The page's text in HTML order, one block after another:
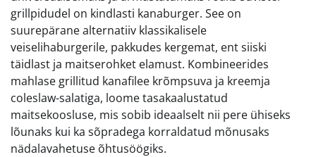
grillpidudel on kindlasti kanaburger. See on
suurepärane alternatiiv klassikalisele
veiselihaburgerile, pakkudes kergemat, ent siiski
täidlast ja maitserohket elamust. Kombineerides
mahlase grillitud kanafilee krõmpsuva ja kreemja
coleslaw-salatiga, loome tasakaalustatud
maitsekoosluse, mis sobib ideaalselt nii pere ühiseks
lõunaks kui ka sõpradega korraldatud mõnusaks
nädalavahetuse õhtusöögiks.